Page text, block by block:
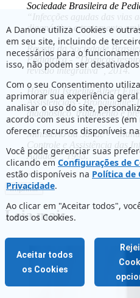
Sociedade Brasileira de
“Infecções agudas das vias
diagnóstico e tratamento
Revista da Sociedade
Pediátrica - “Doenças
revisão integrativa”, 2014.
Hospital Israelita Albert
Assistenciais - Bronquiolite:
diagnóstico, tratamento e
Ministério da Saúde -
Controle e Assistência das
Agudas”, 1993.
"
Imprimir
Leia mais
A Danone utiliza Cookies e
em seu site, incluindo de
necessários para o
isso, não podem ser
Com o seu Consentimento
aprimorar sua experiência
analisar o uso do site,
acordo com seus interesses
oferecer recursos disponíveis
Você pode gerenciar suas
clicando em Configurações de
estão disponíveis na Política de
Privacidade.
Ao clicar em "Aceitar todos",
todos os Cookies.
Aceitar todos
os Cookies